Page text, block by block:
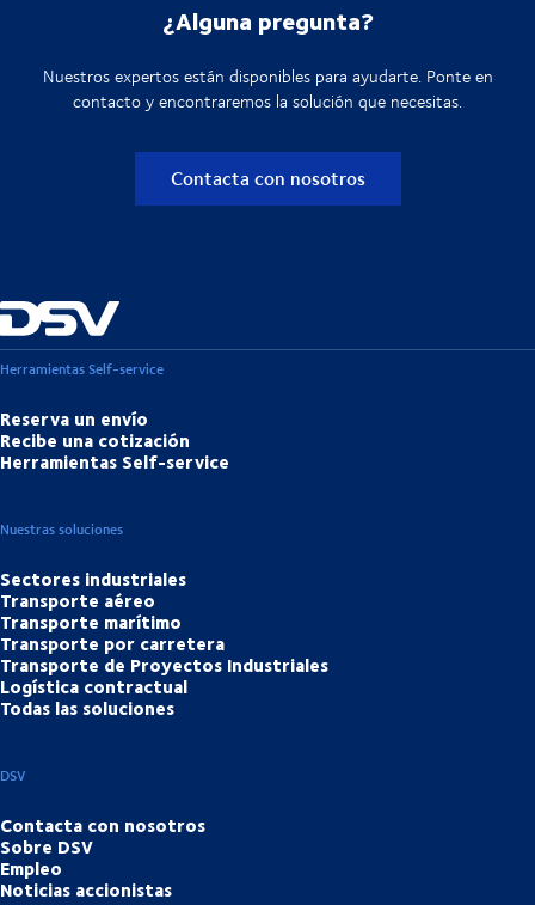
¿Alguna pregunta?
Nuestros expertos están disponibles para ayudarte. Ponte en
contacto y encontraremos la solución que necesitas.
Contacta con nosotros
Herramientas Self-service
Reserva un envío
Recibe una cotización
Herramientas Self-service
Nuestras soluciones
Sectores industriales
Transporte aéreo
Transporte marítimo
Transporte por carretera
Transporte de Proyectos Industriales
Logística contractual
Todas las soluciones
DSV
Contacta con nosotros
Sobre DSV
Empleo
Noticias accionistas